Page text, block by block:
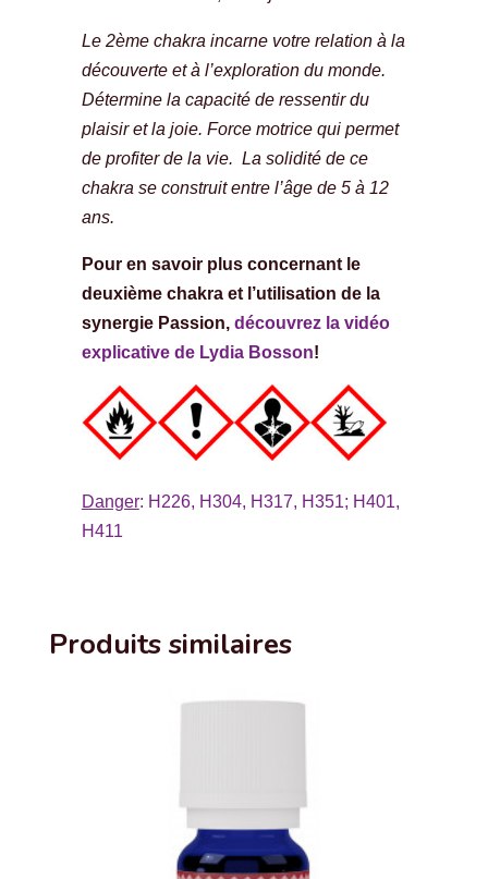
Le 2ème chakra incarne votre relation à la
découverte et à l’exploration du monde.
Détermine la capacité de ressentir du
plaisir et la joie. Force motrice qui permet
de profiter de la vie. La solidité de ce
chakra se construit entre l’âge de 5 à 12
ans.
Pour en savoir plus concernant le
deuxième chakra et l’utilisation de la
synergie Passion, découvrez la vidéo
explicative de Lydia Bosson!
Danger: H226, H304, H317, H351; H401,
H411
Produits similaires